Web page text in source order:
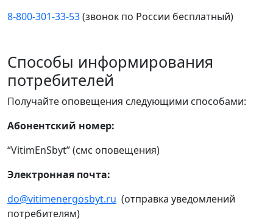
8-800-301-33-53(звонок по России бесплатный)
Способы информирования
потребителей
Получайте оповещения следующими способами:
Абонентский номер:
“VitimEnSbyt” (смс оповещения)
Электронная почта:
do@vitimenergosbyt.ru (отправка уведомлений
потребителям)